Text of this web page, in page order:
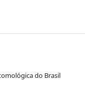
do Brasil